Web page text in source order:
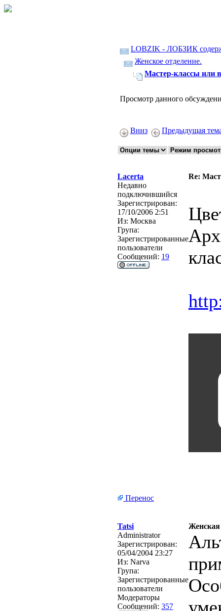
LOBZIK - ЛОБЗИК
Женское отделение.
Мастер-классы или
Просмотр данного
Вниз Предыдущая
Lacerta
Re:
Недавно
подключившийся
Зарегистрирован:
17/10/2006 2:51
Из: Москва
Група:
Зарегистрированные
пользователи
Сообщений: 19
Перенос
Tatsi
Женская
Administrator
Зарегистрирован:
05/04/2004 23:27
Из: Narva
Група:
Зарегистрированные
пользователи
Модераторы
Сообщений: 357